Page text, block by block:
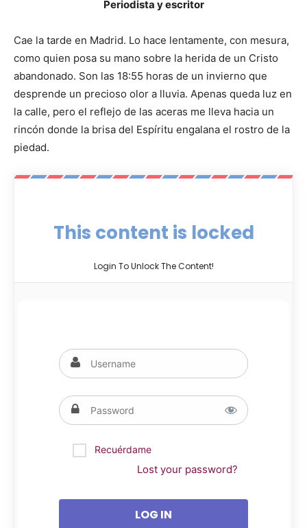
Periodista y escritor
Cae la tarde en Madrid. Lo hace lentamente, con mesura,
como quien posa su mano sobre la herida de un Cristo
abandonado. Son las 18:55 horas de un invierno que
desprende un precioso olor a lluvia. Apenas queda luz en
la calle, pero el reflejo de las aceras me lleva hacia un
rincón donde la brisa del Espíritu engalana el rostro de la
piedad.
This content is locked
Login To Unlock The Content!
Recuérdame
Lost your password?